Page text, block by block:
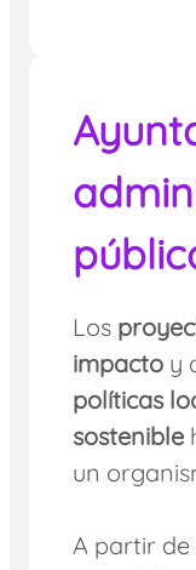
Los
impacto y
políticas
sostenible
un
A partir de